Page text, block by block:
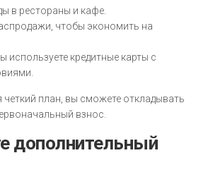
в рестораны и кафе.
чтобы экономить на
используете кредитные карты с
план, вы сможете откладывать
взнос.
дополнительный